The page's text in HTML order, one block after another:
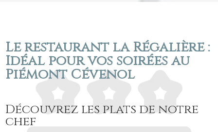
Le restaurant la Régalière :
Idéal pour vos soirées au
Piémont Cévenol
Découvrez les plats de notre
chef